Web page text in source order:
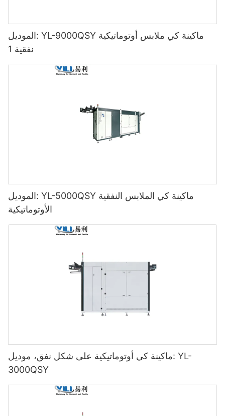
الموديل: YL-9000QSY ماكينة كي ملابس أوتوماتيكية
نفقية 1
الموديل: YL-5000QSY ماكينة كي الملابس النفقية
الأوتوماتيكية
ماكينة كي أوتوماتيكية على شكل نفق، موديل: YL-
3000QSY